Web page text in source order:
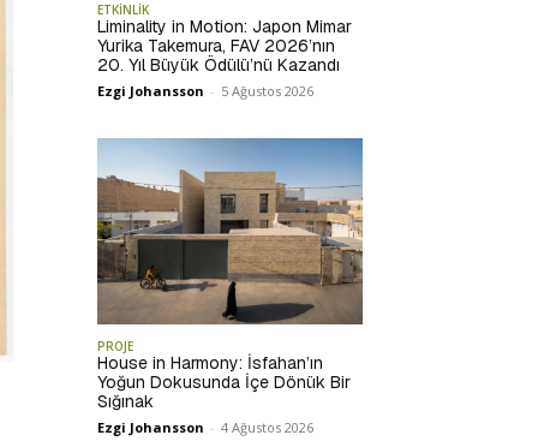
ETKİNLİK
Liminality in Motion: Japon Mimar
Yurika Takemura, FAV 2026’nın
20. Yıl Büyük Ödülü’nü Kazandı
Ezgi Johansson - 5 Ağustos 2026
PROJE
House in Harmony: İsfahan’ın
Yoğun Dokusunda İçe Dönük Bir
Sığınak
Ezgi Johansson - 4 Ağustos 2026